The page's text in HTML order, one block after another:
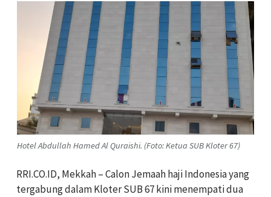
Hotel Abdullah Hamed Al Quraishi. (Foto: Ketua SUB Kloter 67)
RRI.CO.ID, Mekkah – Calon Jemaah haji Indonesia yang
tergabung dalam Kloter SUB 67 kini menempati dua